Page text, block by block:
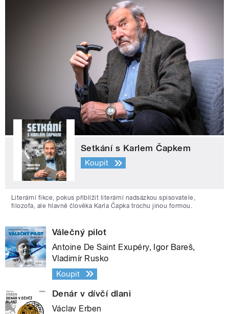
Setkání s Karlem Čapkem
Koupit
Literární fikce, pokus přiblížit literární nadsázkou spisovatele,
filozofa, ale hlavně člověka Karla Čapka trochu jinou formou.
Válečný pilot
Antoine De Saint Exupéry, Igor Bareš,
Vladimír Rusko
Koupit
Denár v dívčí dlani
Václav Erben